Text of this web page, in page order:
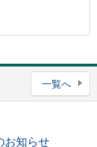
一覧へ
お知らせ